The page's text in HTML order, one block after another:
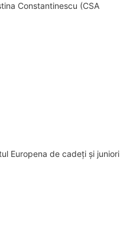
Constantinescu (CSA
Europena de cadeți și juniori